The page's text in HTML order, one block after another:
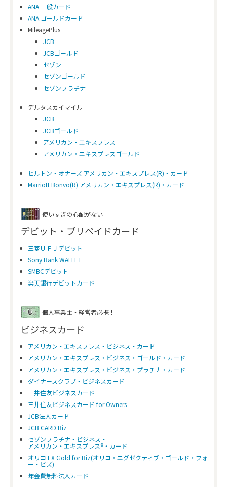
ANA 一般カード
ANA ゴールドカード
MileagePlus
JCB
JCBゴールド
セゾン
セゾンゴールド
セゾンプラチナ
デルタスカイマイル
JCB
JCBゴールド
アメリカン・エキスプレス
アメリカン・エキスプレスゴールド
ヒルトン・オナーズ アメリカン・エキスプレス(R)・カード
Marriott Bonvo(R) アメリカン・エキスプレス(R)・カード
使いすぎの心配がない
デビット・プリペイドカード
三菱ＵＦＪデビット
Sony Bank WALLET
SMBCデビット
楽天銀行デビットカード
個人事業主・経営者必携！
ビジネスカード
アメリカン・エキスプレス・ビジネス・カード
アメリカン・エキスプレス・ビジネス・ゴールド・カード
アメリカン・エキスプレス・ビジネス・プラチナ・カード
ダイナースクラブ・ビジネスカード
三井住友ビジネスカード
三井住友ビジネスカード for Owners
JCB法人カード
JCB CARD Biz
セゾンプラチナ・ビジネス・
アメリカン・エキスプレス®・カード
オリコ EX Gold for Biz(オリコ・エグゼクティブ・ゴールド・フォ
ー・ビズ)
年会費無料法人カード